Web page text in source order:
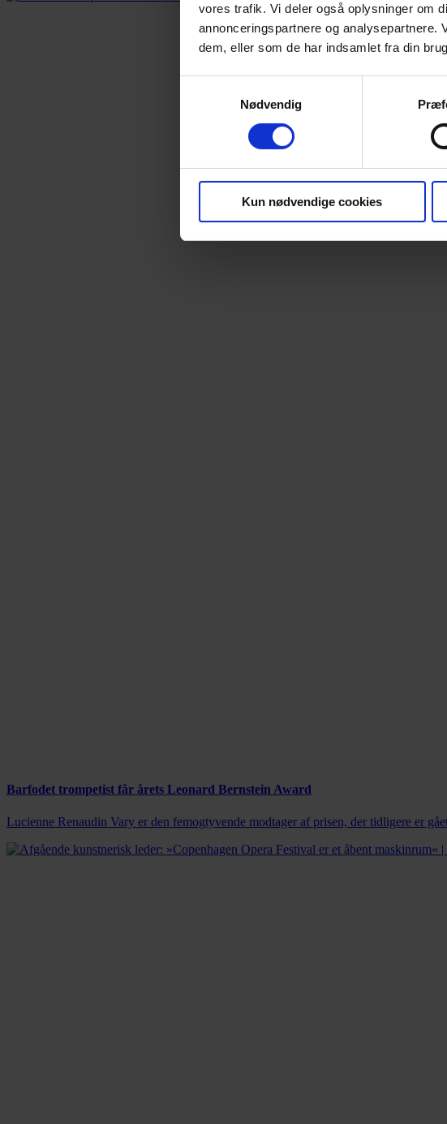
vores trafik. Vi deler også oplysninger om
annonceringspartnere og analysepartnere.
dem, eller som de har indsamlet fra din
Nødvendig
Kun nødvendige cookies
Barfodet trompetist får årets Leonard Bernstein Award
Lucienne Renaudin Vary er den femogtyvende modtager af prisen, der tidligere er